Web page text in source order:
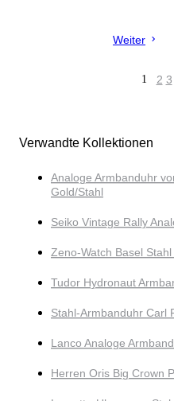
Weiter
1 2 3
Verwandte Kollektionen
Analoge Armbanduhr
Gold/Stahl
Seiko Vintage Rally
Zeno-Watch Basel
Tudor Hydronaut
Stahl-Armbanduhr Carl
Lanco Analoge
Herren Oris Big Crown